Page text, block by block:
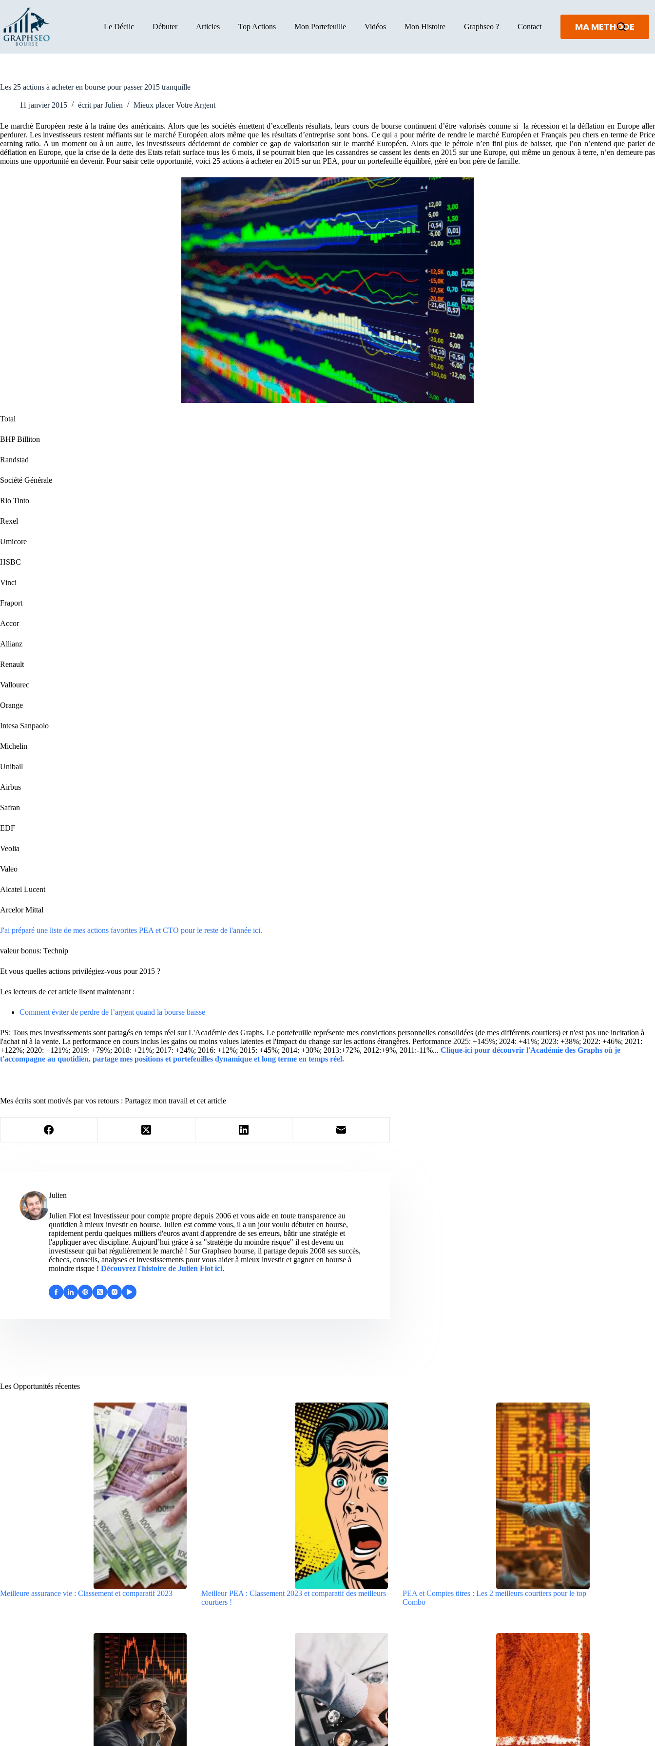
contenu
Le Déclic Débuter Articles Top Actions Mon Portefeuille Vidéos Mon Histoire Graphseo ? Contact MA METHODE
Les 25 actions à acheter en bourse pour passer 2015 tranquille
11 janvier 2015 écrit par Julien Mieux placer Votre Argent
Le marché Européen reste à la traîne des américains. Alors que les sociétés émettent d’excellents résultats, leurs cours de bourse continuent d’être valorisés comme si la récession et la déflation en Europe aller
perdurer. Les investisseurs restent méfiants sur le marché Européen alors même que les résultats d’entreprise sont bons. Ce qui a pour mérite de rendre le marché Européen et Français peu chers en terme de Price
earning ratio. A un moment ou à un autre, les investisseurs décideront de combler ce gap de valorisation sur le marché Européen. Alors que le pétrole n’en fini plus de baisser, que l’on n’entend que parler de
déflation en Europe, que la crise de la dette des Etats refait surface tous les 6 mois, il se pourrait bien que les cassandres se cassent les dents en 2015 sur une Europe, qui même un genoux à terre, n’en demeure pas
moins une opportunité en devenir. Pour saisir cette opportunité, voici 25 actions à acheter en 2015 sur un PEA, pour un portefeuille équilibré, géré en bon père de famille.
Total
BHP Billiton
Randstad
Société Générale
Rio Tinto
Rexel
Umicore
HSBC
Vinci
Fraport
Accor
Allianz
Renault
Vallourec
Orange
Intesa Sanpaolo
Michelin
Unibail
Airbus
Safran
EDF
Veolia
Valeo
Alcatel Lucent
Arcelor Mittal
J'ai préparé une liste de mes actions favorites PEA et CTO pour le reste de l'année ici.
valeur bonus: Technip
Et vous quelles actions privilégiez-vous pour 2015 ?
Les lecteurs de cet article lisent maintenant :
Comment éviter de perdre de l’argent quand la bourse baisse
PS: Tous mes investissements sont partagés en temps réel sur L'Académie des Graphs. Le portefeuille représente mes convictions personnelles consolidées (de mes différents courtiers) et n'est pas une incitation à
l'achat ni à la vente. La performance en cours inclus les gains ou moins values latentes et l'impact du change sur les actions étrangères. Performance 2025: +145%; 2024: +41%; 2023: +38%; 2022: +46%; 2021:
+122%; 2020: +121%; 2019: +79%; 2018: +21%; 2017: +24%; 2016: +12%; 2015: +45%; 2014: +30%; 2013:+72%, 2012:+9%, 2011:-11%... Clique-ici pour découvrir l'Académie des Graphs où je
t'accompagne au quotidien, partage mes positions et portefeuilles dynamique et long terme en temps réel.
Mes écrits sont motivés par vos retours : Partagez mon travail et cet article
Julien
Julien Flot est Investisseur pour compte propre depuis 2006 et vous aide en toute transparence au
quotidien à mieux investir en bourse. Julien est comme vous, il a un jour voulu débuter en bourse,
rapidement perdu quelques milliers d'euros avant d'apprendre de ses erreurs, bâtir une stratégie et
l'appliquer avec discipline. Aujourd’hui grâce à sa "stratégie du moindre risque" il est devenu un
investisseur qui bat régulièrement le marché ! Sur Graphseo bourse, il partage depuis 2008 ses succès,
échecs, conseils, analyses et investissements pour vous aider à mieux investir et gagner en bourse à
moindre risque ! Découvrez l'histoire de Julien Flot ici.
Les Opportunités récentes
Meilleure assurance vie : Classement et comparatif 2023
Meilleur PEA : Classement 2023 et comparatif des meilleurs
courtiers !
PEA et Comptes titres : Les 2 meilleurs courtiers pour le top
Combo